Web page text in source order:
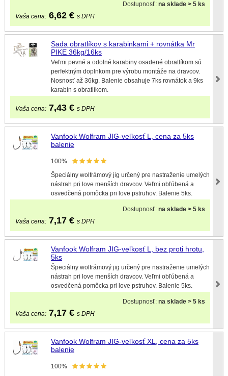
Dostupnosť:na sklade > 5 ks
Vaša cena: 6,62 € s DPH
Sada obratlíkov s karabinkami + rovnátka Mr
PIKE 36kg/16ks
Veľmi pevné a odolné karabiny osadené obratlíkom sú
perfektným doplnkom pre výrobu montáže na dravcov.
Nosnosť až 36kg. Balenie obsahuje 7ks rovnátok a 9ks
karabín s obratlíkom.
Vaša cena: 7,43 € s DPH
Vanfook Wolfram JIG-veľkosť L, cena za 5ks
balenie
100%
Špeciálny wolfrámový jig určený pre nastraženie umelých
nástrah pri love menších dravcov. Veľmi obľúbená a
osvedčená pomôcka pri love pstruhov. Balenie 5ks.
Dostupnosť:na sklade > 5 ks
Vaša cena: 7,17 € s DPH
Vanfook Wolfram JIG-veľkosť L, bez proti hrotu,
5ks
Špeciálny wolfrámový jig určený pre nastraženie umelých
nástrah pri love menších dravcov. Veľmi obľúbená a
osvedčená pomôcka pri love pstruhov. Balenie 5ks.
Dostupnosť:na sklade > 5 ks
Vaša cena: 7,17 € s DPH
Vanfook Wolfram JIG-veľkosť XL, cena za 5ks
balenie
100%